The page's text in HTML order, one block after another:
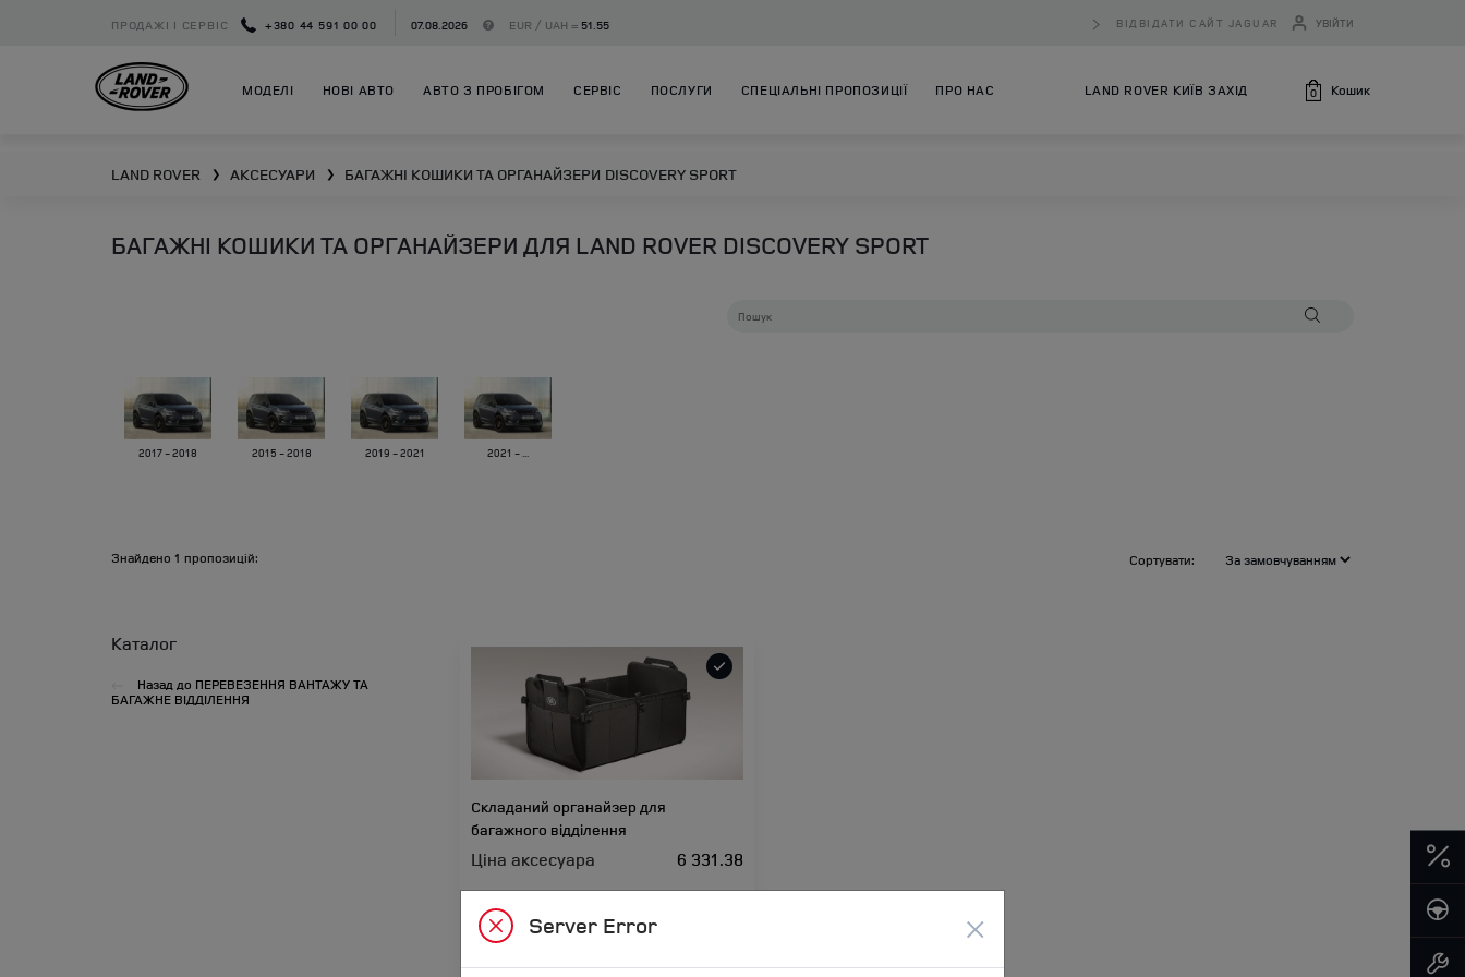
ПРОДАЖІ І СЕРВІС +380 44 591 00 00 07.08.2026 EUR / UAH = 51.55 ВІДВІДАТИ САЙТ JAGUAR УВІЙТИ
МОДЕЛІ НОВІ АВТО АВТО З ПРОБІГОМ СЕРВІС ПОСЛУГИ СПЕЦІАЛЬНІ ПРОПОЗИЦІЇ ПРО НАС LAND ROVER КИЇВ ЗАХІД 0 Кошик
LAND ROVER ❯ АКСЕСУАРИ ❯ БАГАЖНІ КОШИКИ ТА ОРГАНАЙЗЕРИ DISCOVERY SPORT
БАГАЖНІ КОШИКИ ТА ОРГАНАЙЗЕРИ ДЛЯ LAND ROVER DISCOVERY SPORT
2017 - 2018 2015 - 2018 2019 - 2021 2021 - ...
Знайдено 1 пропозицій: Сортувати:
Каталог
Назад до ПЕРЕВЕЗЕННЯ ВАНТАЖУ ТА
БАГАЖНЕ ВІДДІЛЕННЯ
Складаний органайзер для
багажного відділення
Ціна аксесуара 6 331.38
Підходить для автомобіля : RANGE ROVER VELAR;
RANGE ROVER EVOQUE;
Server Error ×